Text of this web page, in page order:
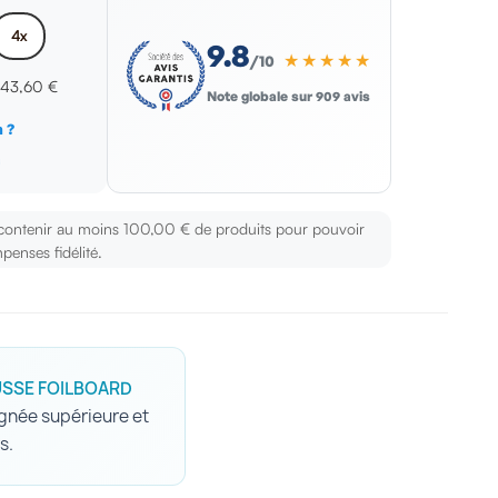
4x
43,60 €
?
9.8/10 ★★★★★
Note globale sur 909 avis
au moins 100,00 € de produits pour pouvoir
fidélité.
FOILBOARD
supérieure et